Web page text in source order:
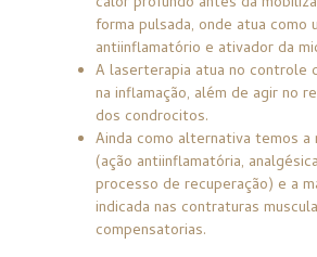
forma pulsada, onde atua como
antiinflamatório e ativador da
A laserterapia atua no controle
na inflamação, além de agir no
dos condrocitos.
Ainda como alternativa temos
(ação antiinflamatória,
processo de recuperação) e a
indicada nas contraturas
compensatorias.